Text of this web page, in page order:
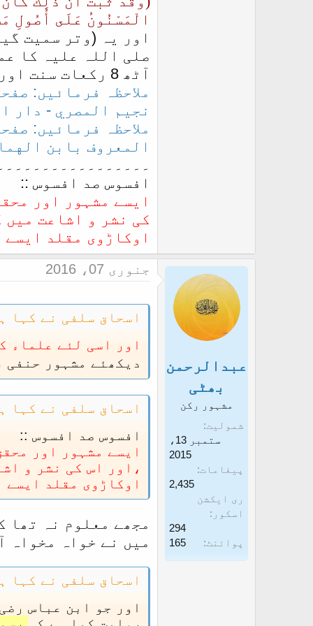
الْمَسْنُونُ عَلَى أُصُولِ
اور یہ (وتر سمیت
آٹھ 8 رکعات سنت اور باقی بارہ 12 رکعات مستحب ہیں۔
نجيم المصري - دار
المعروف بابن
افسوس صد افسوس ::
ایسے مشہور اور
کی نشر و اشاعت میں
اوکاڑوی مقلد ایسے
عبدالرحمن
بھٹی
مشہور رکن
شمولیت
ستمبر 13،
2015
پیغامات
2,435
ری ایکشن
اسکور
294
پوائنٹ
165
جنوری 07، 2016
اسحاق سلفی نے کہا
اور اسی لئے علماء
دیکھئے مشہور
اسحاق سلفی نے کہا
افسوس صد افسوس ::
ایسے مشہور اور
،اور اس کی نشر و
اوکاڑوی مقلد ایسے
مجھے معلوم نہ تھا
میں نے خواہ مخواہ
اسحاق سلفی نے کہا
اور جو ابن عباس